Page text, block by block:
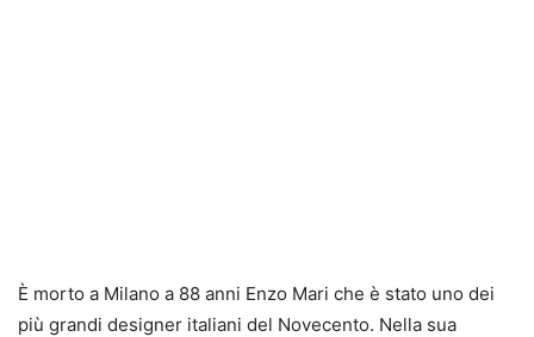
È morto a Milano a 88 anni Enzo Mari che è stato uno dei
più grandi designer italiani del Novecento. Nella sua